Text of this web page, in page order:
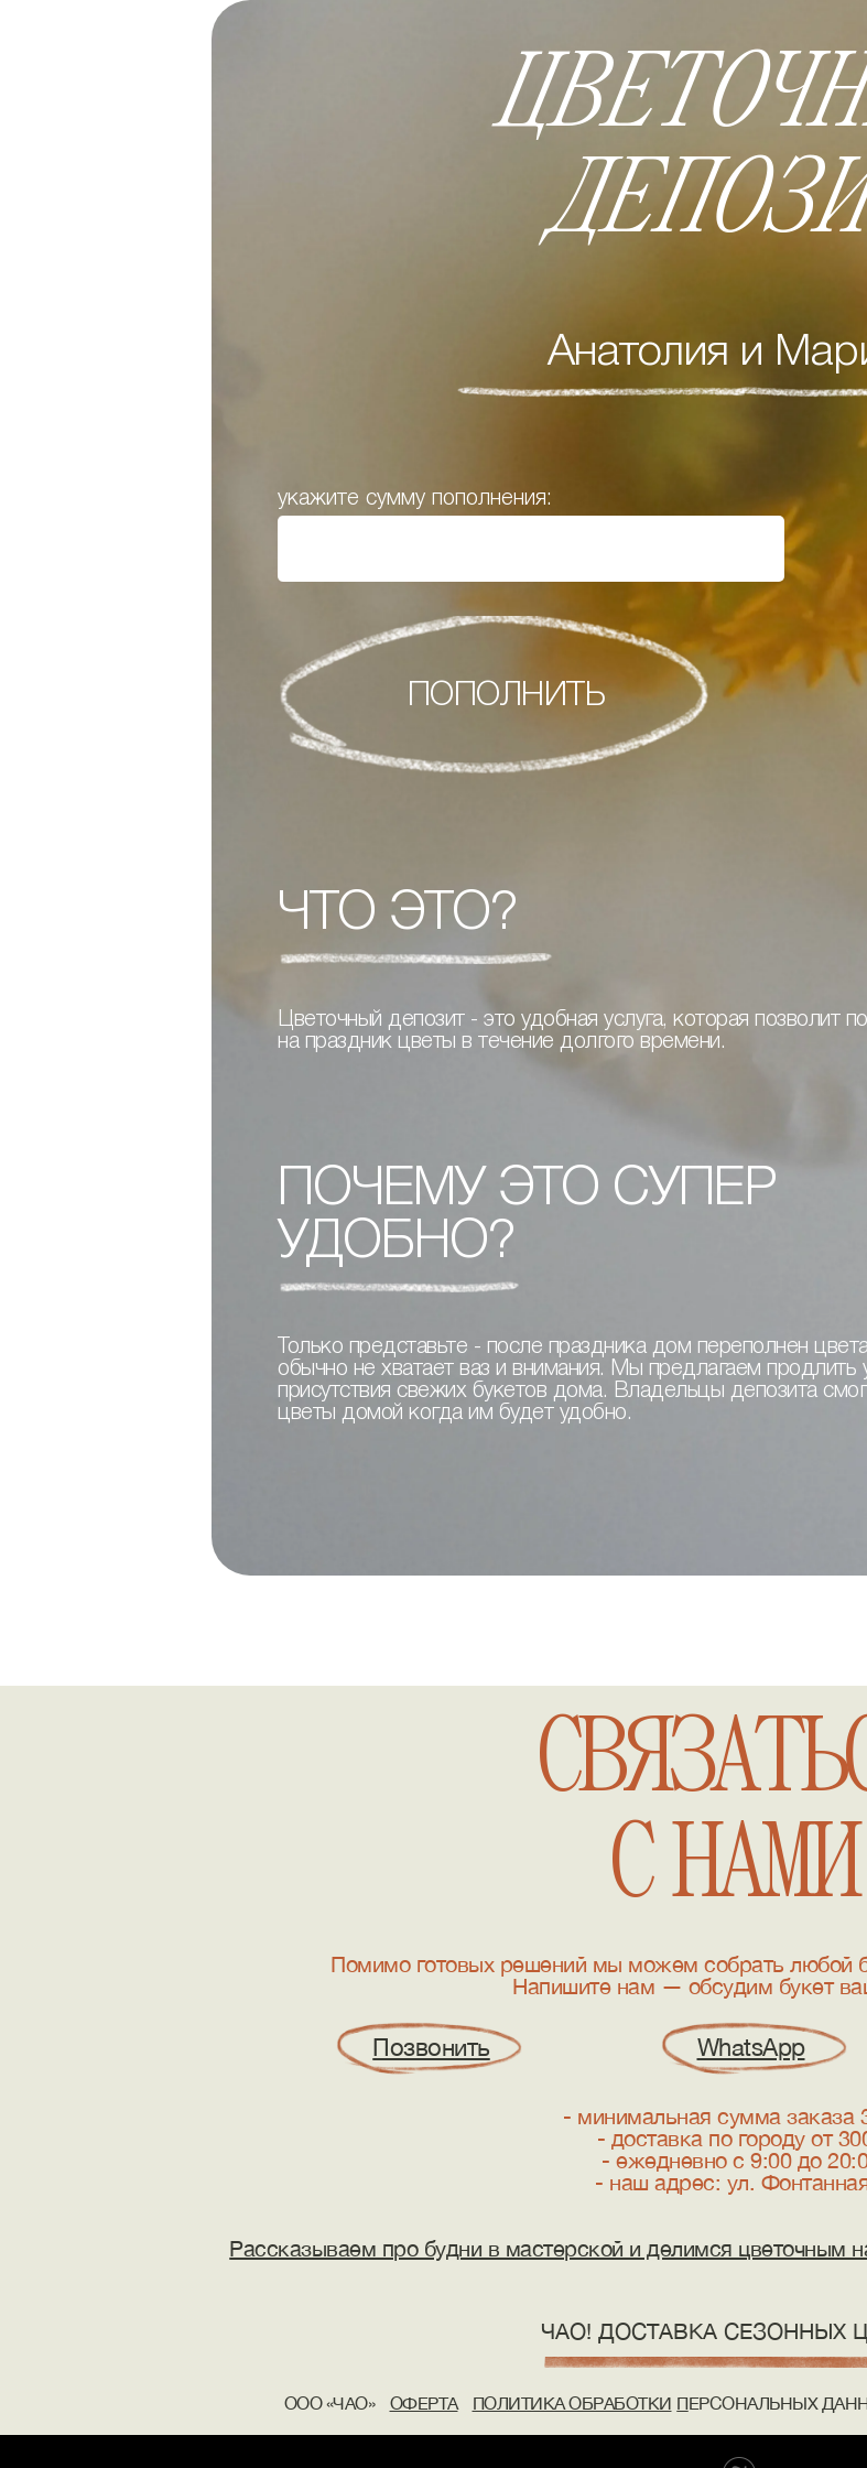
ЧТО ЭТО?
Цветочный депозит - это удобная услуга, которая позволит
на праздник цветы в течение долгого времени.
укажите сумму пополнения:
ПОЧЕМУ ЭТО СУПЕР
УДОБНО?
Только представьте - после праздника дом переполнен
обычно не хватает ваз и внимания. Мы предлагаем продлить
присутствия свежих букетов дома. Владельцы депозита
цветы домой когда им будет удобно.
ПОПОЛНИТЬ
Анатолия и
С НАМИ
Помимо готовых решений мы можем собрать любой
Напишите нам — обсудим букет
Рассказываем про будни в мастерской и делимся цветочным
WhatsApp
- минимальная сумма заказа
- доставка по городу от
- ежедневно с 9:00 до
- наш адрес: ул.
Позвонить
ОФЕРТА ПОЛИТИКА ОБРАБОТКИ
OOO «ЧАО»
ЧАО! ДОСТАВКА СЕЗОННЫХ
ПЕРСОНАЛЬНЫХ